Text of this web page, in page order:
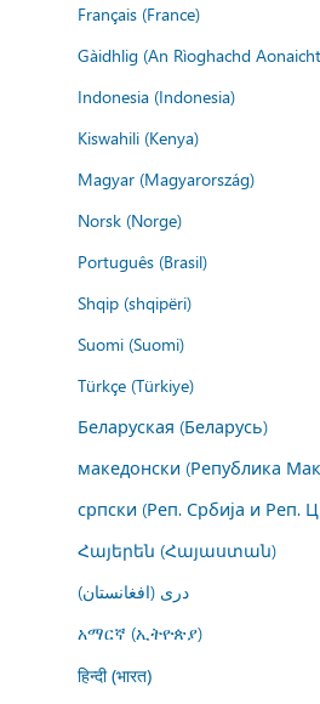
Français (France)
Gàidhlig (An Rìoghachd
Indonesia (Indonesia)
Kiswahili (Kenya)
Magyar (Magyarország)
Norsk (Norge)
Português (Brasil)
Shqip (shqipëri)
Suomi (Suomi)
Türkçe (Türkiye)
Беларуская (Беларусь)
македонски (Република
српски (Реп. Србија и Реп.
Հայերեն (Հայաստան)
درى (افغانستان)
አማርኛ (ኢትዮጵያ)
हिन्दी (भारत)